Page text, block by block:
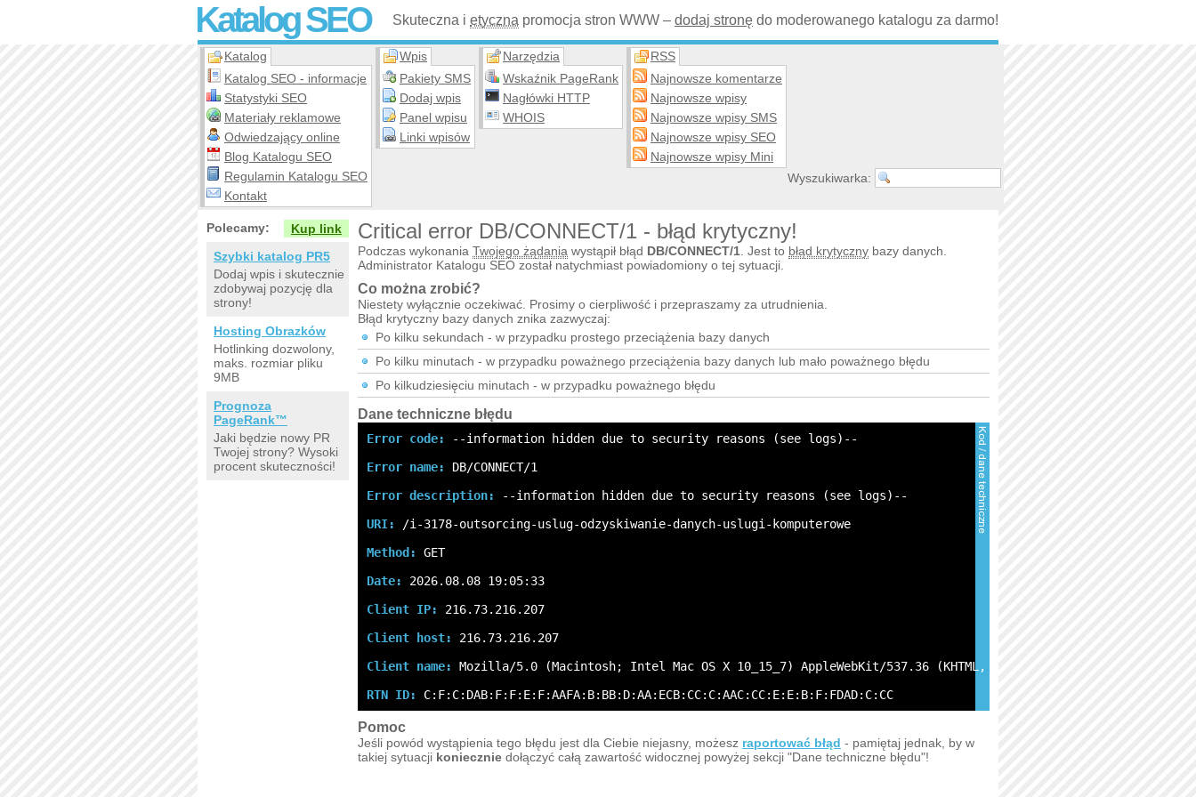
Katalog SEO Skuteczna i etyczna promocja stron WWW – dodaj stronę do moderowanego katalogu za darmo!
Katalog
Katalog SEO - informacje
Statystyki SEO
Materiały reklamowe
Odwiedzający online
Blog Katalogu SEO
Regulamin Katalogu SEO
Kontakt
Wpis
Pakiety SMS
Dodaj wpis
Panel wpisu
Linki wpisów
Narzędzia
Wskaźnik PageRank
Nagłówki HTTP
WHOIS
RSS
Najnowsze komentarze
Najnowsze wpisy
Najnowsze wpisy SMS
Najnowsze wpisy SEO
Najnowsze wpisy Mini
Wyszukiwarka:
Critical error DB/CONNECT/1 - błąd krytyczny!
Podczas wykonania Twojego żądania wystąpił błąd DB/CONNECT/1 . Jest to błąd krytyczny bazy danych.
Administrator Katalogu SEO został natychmiast powiadomiony o tej sytuacji.
Co można zrobić?
Niestety wyłącznie oczekiwać. Prosimy o cierpliwość i przepraszamy za utrudnienia.
Błąd krytyczny bazy danych znika zazwyczaj:
Po kilku sekundach - w przypadku prostego przeciążenia bazy danych
Po kilku minutach - w przypadku poważnego przeciążenia bazy danych lub mało poważnego błędu
Po kilkudziesięciu minutach - w przypadku poważnego błędu
Dane techniczne błędu
Error code:
--information hidden due to security reasons (see logs)--
Error name:
DB/CONNECT/1
Error description:
--information hidden due to security reasons (see logs)--
URI:
/i-3178-outsorcing-uslug-odzyskiwanie-danych-uslugi-komputerowe
Method:
GET
Date:
2026.08.08 19:05:33
Client IP:
216.73.216.207
Client host:
216.73.216.207
Client name:
Mozilla/5.0 (Macintosh; Intel Mac OS X 10_15_7) AppleWebKit/537.36 (KHTML, like Gecko) Chrome/
RTN ID:
C:F:C:DAB:F:F:E:F:AAFA:B:BB:D:AA:ECB:CC:C:AAC:CC:E:E:B:F:FDAD:C:CC
Pomoc
Jeśli powód wystąpienia tego błędu jest dla Ciebie niejasny, możesz raportować błąd - pamiętaj jednak, by w
takiej sytuacji koniecznie dołączyć całą zawartość widocznej powyżej sekcji "Dane techniczne błędu"!
Polecamy:
Kup link
Szybki katalog PR5
Dodaj wpis i skutecznie
zdobywaj pozycję dla
strony!
Hosting Obrazków
Hotlinking dozwolony,
maks. rozmiar pliku
9MB
Prognoza
PageRank™
Jaki będzie nowy PR
Twojej strony? Wysoki
procent skuteczności!